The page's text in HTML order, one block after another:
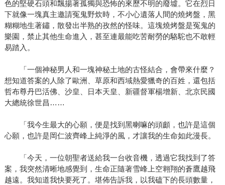
色的堅硬石頭和飄揚著孤獨與恐怖的來歷不明的廢墟。它在烈日
下就像一塊真主邀請冤鬼野炊時，不小心遺落人間的燒烤盤，黑
糊糊地生著鏽，散發出半熟的孜然的怪味。這塊燒烤盤是冤鬼的
樂園，禁止其他生命進入，甚至連最能吃苦耐勞的駱駝也不敢輕
易踏入。
「一個神秘男人和一塊神秘土地的古怪結合，會帶來什麼？
想知道答案的人除了歐洲、草原和西域熱愛獵奇的百姓，還包括
哲布尊丹巴活佛、沙皇、日本天皇、新疆督軍楊增新、北京民國
大總統徐世昌……
「我今生最大的心願，便是找到黑喇嘛的頭顱，也許是這個
心願，也許是岡仁波齊峰上純淨的風，才讓我的生命如此漫長。
「今天，一位朝聖者送給我一台收音機，透過它我找到了答
案，我突然清晰地感覺到，生命正隨著雪峰上空翱翔的蒼鷹越飛
越遠。我知道我快要死了。堪佈告訴我，以我磕下的長頭數量，